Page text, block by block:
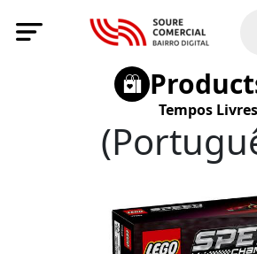
Tempos Livres